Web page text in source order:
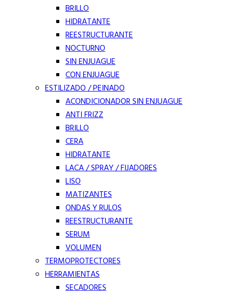
BRILLO
HIDRATANTE
REESTRUCTURANTE
NOCTURNO
SIN ENJUAGUE
CON ENJUAGUE
ESTILIZADO / PEINADO
ACONDICIONADOR SIN ENJUAGUE
ANTI FRIZZ
BRILLO
CERA
HIDRATANTE
LACA / SPRAY / FIJADORES
LISO
MATIZANTES
ONDAS Y RULOS
REESTRUCTURANTE
SERUM
VOLUMEN
TERMOPROTECTORES
HERRAMIENTAS
SECADORES